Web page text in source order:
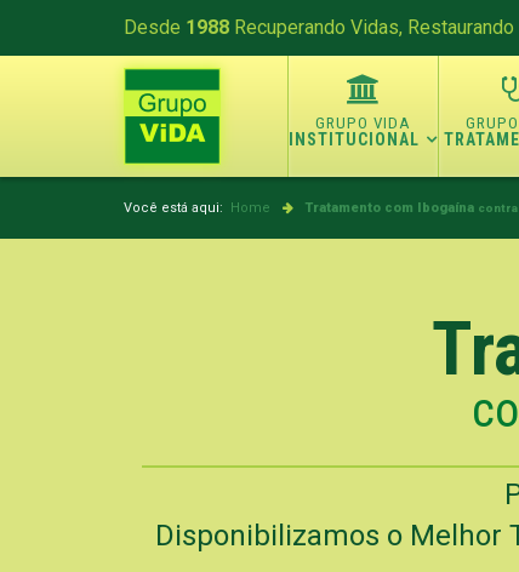
Desde 1988 Recuperando Vidas,
INSTITUCIONAL
Você está aqui: Home Tratamento com Ibogaína contra
Disponibilizamos o Melhor